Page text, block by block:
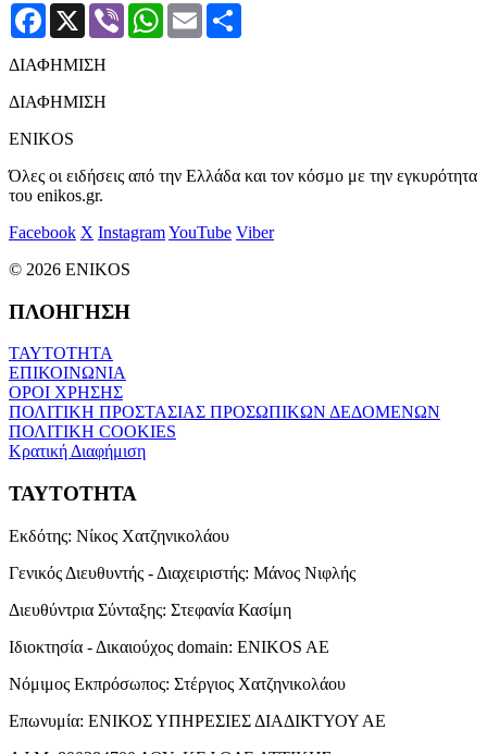
Facebook
X Viber WhatsApp
Email
ΔΙΑΦΗΜΙΣΗ
ΔΙΑΦΗΜΙΣΗ
ENIKOS
Όλες οι ειδήσεις από την Ελλάδα και τον κόσμο με την εγκυρότητα
του enikos.gr.
Facebook X InstagramYouTube Viber
© 2026 ENIKOS
ΠΛΟΗΓΗΣΗ
ΤΑΥΤΟΤΗΤΑ
ΕΠΙΚΟΙΝΩΝΙΑ
ΟΡΟΙ ΧΡΗΣΗΣ
ΠΟΛΙΤΙΚΗ ΠΡΟΣΤΑΣΙΑΣ ΠΡΟΣΩΠΙΚΩΝ ΔΕΔΟΜΕΝΩΝ
ΠΟΛΙΤΙΚΗ COOKIES
Κρατική Διαφήμιση
ΤΑΥΤΟΤΗΤΑ
Εκδότης: Νίκος Χατζηνικολάου
Γενικός Διευθυντής - Διαχειριστής: Μάνος Νιφλής
Διευθύντρια Σύνταξης: Στεφανία Κασίμη
Ιδιοκτησία - Δικαιούχος domain: ENIKOS AE
Νόμιμος Εκπρόσωπος: Στέργιος Χατζηνικολάου
Επωνυμία: ΕΝΙΚΟΣ ΥΠΗΡΕΣΙΕΣ ΔΙΑΔΙΚΤΥΟΥ ΑΕ